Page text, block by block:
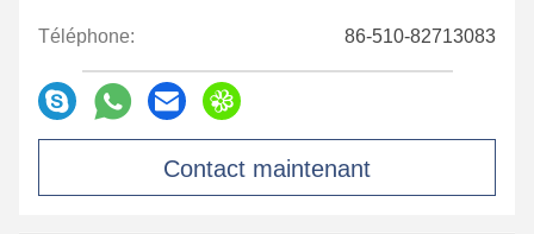
Téléphone: 86-510-82713083
Contact maintenant